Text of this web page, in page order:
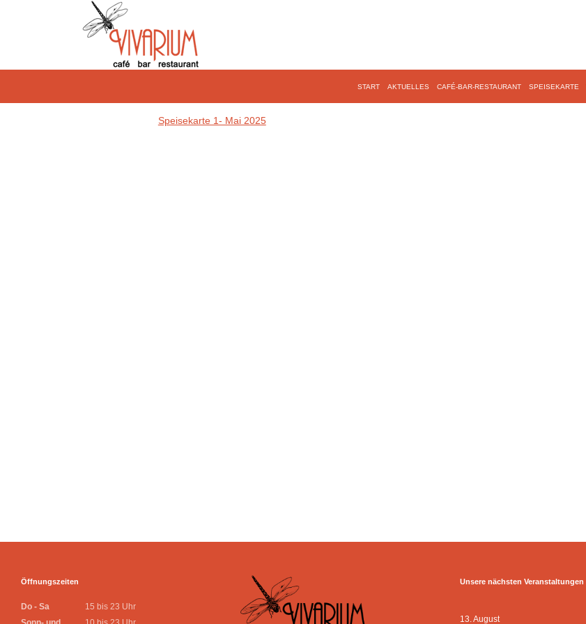
START AKTUELLES CAFÉ-BAR-RESTAURANT SPEISEKARTE
Speisekarte 1- Mai 2025
Öffnungszeiten
Do - Sa
15 bis 23 Uhr
Unsere nächsten Veranstaltungen
13. August